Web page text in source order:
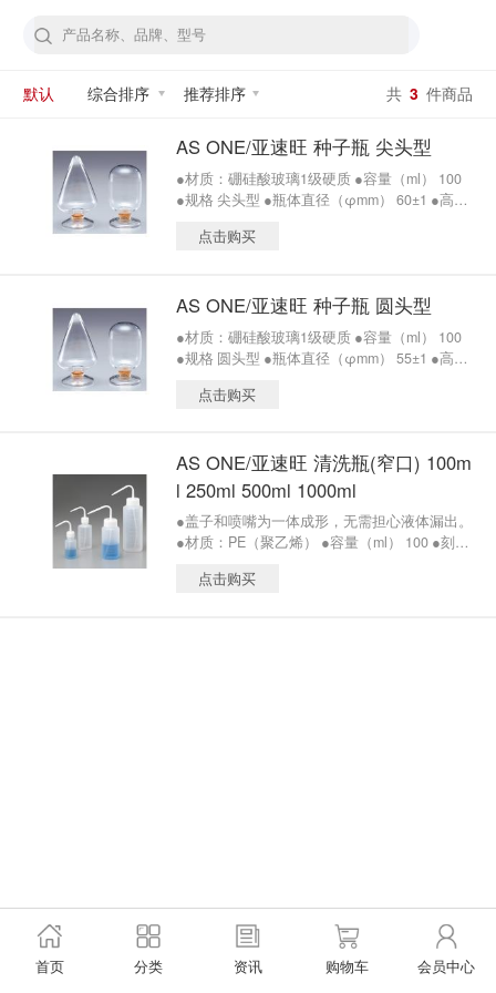
默认 综合排序 推荐排序 共 3 件商品
AS ONE/亚速旺 种子瓶 尖头型
●材质：硼硅酸玻璃1级硬质 ●容量（ml） 100
●规格 尖头型 ●瓶体直径（φmm） 60±1 ●高
点击购买
AS ONE/亚速旺 种子瓶 圆头型
●材质：硼硅酸玻璃1级硬质 ●容量（ml） 100
●规格 圆头型 ●瓶体直径（φmm） 55±1 ●高
点击购买
AS ONE/亚速旺 清洗瓶(窄口) 100m
l 250ml 500ml 1000ml
●盖子和喷嘴为一体成形，无需担心液体漏出。
●材质：PE（聚乙烯） ●容量（ml） 100 ●刻度
（mm） φ48.2 ●高（mm）#※# 103.0 ●容量
点击购买
首页 分类 资讯 购物车 会员中心